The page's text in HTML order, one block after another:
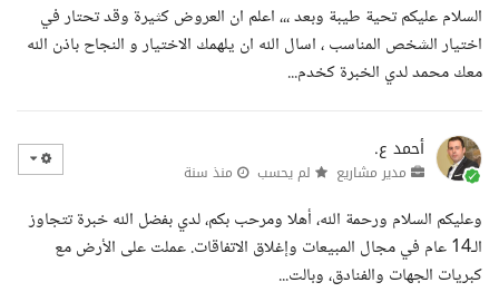
السلام عليكم تحية طيبة وبعد ،،، اعلم ان العروض كثيرة وقد تحتار في
اختيار الشخص المناسب ، اسال الله ان يلهمك الاختيار و النجاح باذن الله
معك محمد لدي الخبرة كخدم...
أحمد ع.
مدير مشاريع لم يحسب منذ سنة
وعليكم السلام ورحمة الله، أهلا ومرحب بكم، لدي بفضل الله خبرة تتجاوز
الـ14 عام في مجال المبيعات وإغلاق الاتفاقات. عملت على الأرض مع
كبريات الجهات والفنادق، وبالت...